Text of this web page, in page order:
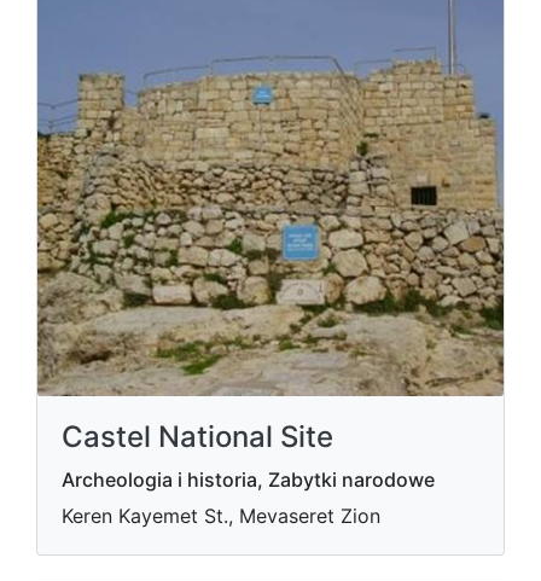
Castel National Site
Archeologia i historia, Zabytki narodowe
Keren Kayemet St., Mevaseret Zion